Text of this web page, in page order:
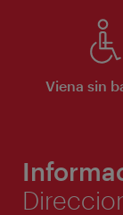
Viena sin